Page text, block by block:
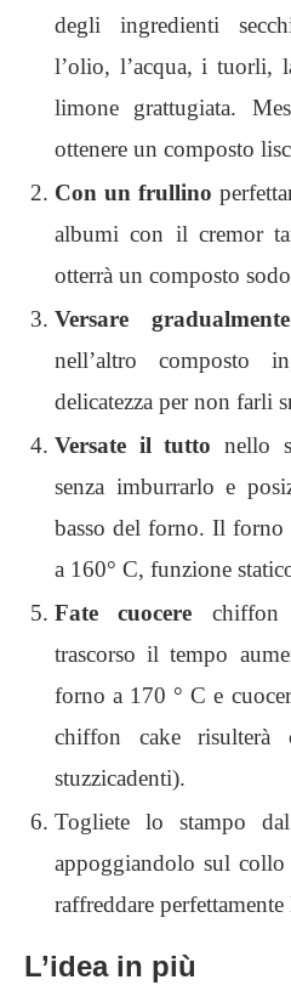
degli ingredienti
l’olio, l’acqua, i tuorli,
limone grattugiata.
ottenere un composto
Con un frullino
albumi con il cremor
otterrà un composto
Versare gradualmente
nell’altro composto
delicatezza per non farli
Versate il tutto nello
senza imburrarlo e
basso del forno. Il forno
a 160° C, funzione
Fate cuocere chiffon
trascorso il tempo
forno a 170 ° C e
chiffon cake
stuzzicadenti).
Togliete lo stampo
appoggiandolo sul
raffreddare perfettamente
L’idea in più